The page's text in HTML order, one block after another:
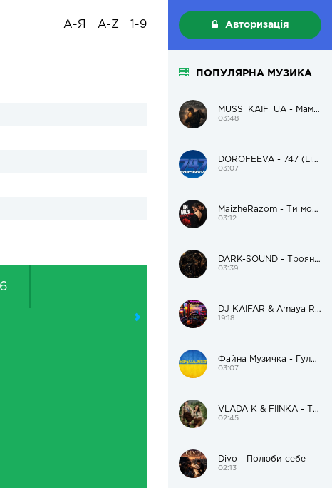
А-Я A-Z 1-9 Авторизація
ПОПУЛЯРНА МУЗИКА
MUSS_KAIF_UA - Мам, я пацанам поможу і додому
03:48
DOROFEEVA - 747 (Live Version)
03:07
MaizheRazom - Ти моя трояндочка
03:12
DARK-SOUND - Троянда чорна
03:39
DJ KAIFAR & Amaya Roma – В дорогу
19:18
Файна Музичка - Гуляй, гуляй до ранечку!
03:07
VLADA K & FIÏNKA - Там, де музика
02:45
Divo - Полюби себе
02:13